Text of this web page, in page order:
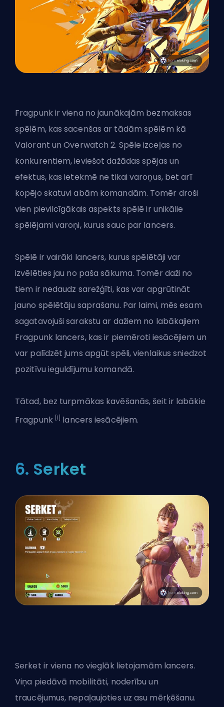
Fragpunk ir viena no jaunākajām bezmaksas
spēlēm, kas sacenšas ar tādām spēlēm kā
Valorant unOverwatch 2. Spēle izceļas no
konkurentiem, ieviešot dažādas spējas un
efektus, kas ietekmē ne tikai varoņus, bet arī
kopējo skatuvi abām komandām. Tomēr droši
vien pievilcīgākais aspekts spēlē ir unikālie
spēlējami varoņi, kurus sauc par lancers.
Spēlē ir vairāki lancers, kurus spēlētāji var
izvēlēties jau no paša sākuma. Tomēr daži no
tiem ir nedaudz sarežģīti, kas var apgrūtināt
jauno spēlētāju saprašanu. Par laimi, mēs esam
sagatavojuši sarakstu ar dažiem no labākajiem
Fragpunk lancers, kas ir piemēroti iesācējiem un
var palīdzēt jums apgūt spēli, vienlaikus sniedzot
pozitīvu ieguldījumu komandā.
Tātad, bez turpmākas kavēšanās, šeit ir labākie
Fragpunk [1] lancers iesācējiem.
6. Serket
Serket ir viena no vieglāk lietojamām lancers.
Viņa piedāvā mobilitāti, noderību un
traucējumus, nepaļaujoties uz asu mērķēšanu.